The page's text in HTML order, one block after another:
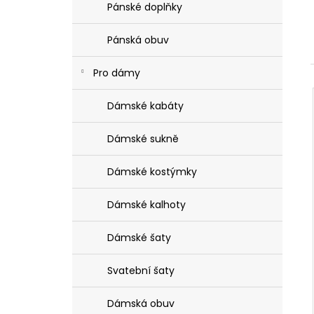
Pánské doplňky
Pánská obuv
Pro dámy
Dámské kabáty
Dámské sukně
Dámské kostýmky
Dámské kalhoty
Dámské šaty
Svatební šaty
Dámská obuv
MODRÁ HEDVÁBNÁ KRAVATA SE
VZOREM
1 990 Kč